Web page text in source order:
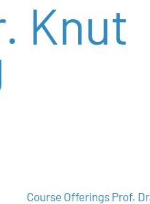
Knut
Course Offerings Prof.